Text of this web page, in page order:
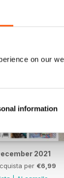
on our
information
2021
per €6,99